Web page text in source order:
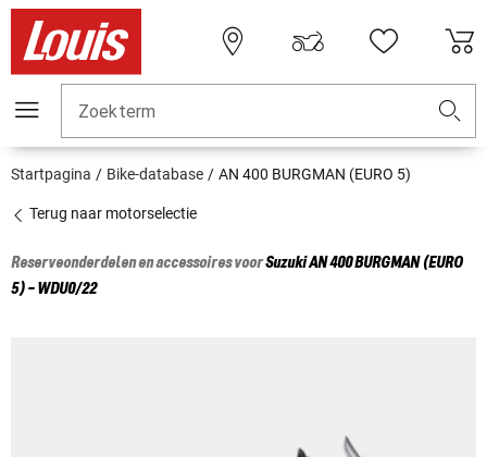
Zoekterm
Startpagina Bike-database AN 400 BURGMAN (EURO 5)
Terug naar motorselectie
Reserveonderdelen en accessoires voorSuzukiAN 400 BURGMAN (EURO
5) - WDU0/22